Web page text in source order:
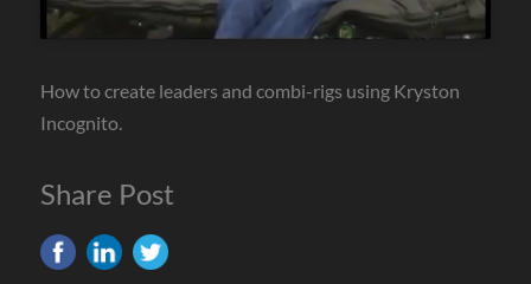
How to create leaders and combi-rigs using Kryston
Incognito.
Share Post